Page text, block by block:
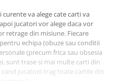
va alege cate carti va
jucatori vor alege daca vor
retrage din misiune. Fiecare
echipa (obuze sau conditii
(precum frica sau obsesia
sunt trase si mai multe carti din
jucatorii trag toate cartile din